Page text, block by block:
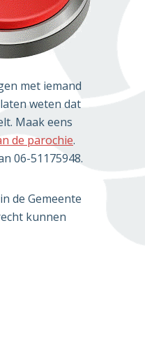
met iemand
weten dat
Maak eens
de parochieOpent
in
venster
.
06-51175948.
de Gemeente
kunnen